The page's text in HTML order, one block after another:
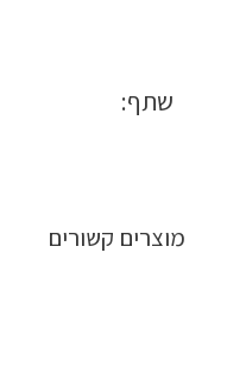
שתף:
מוצרים קשורים